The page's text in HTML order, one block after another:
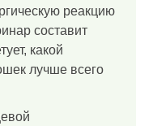
реакцию
составит
какой
лучше всего